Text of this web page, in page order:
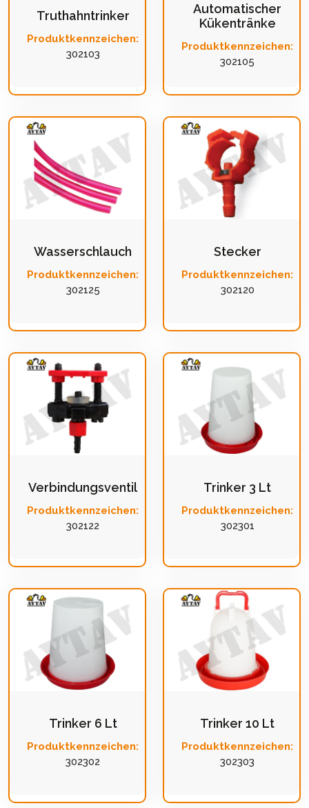
Truthahntrinker
Produktkennzeichen:
302103
Automatischer
Kükentränke
Produktkennzeichen:
302105
Wasserschlauch
Produktkennzeichen:
302125
Stecker
Produktkennzeichen:
302120
Verbindungsventil
Produktkennzeichen:
302122
Trinker 3 Lt
Produktkennzeichen:
302301
Trinker 6 Lt
Produktkennzeichen:
302302
Trinker 10 Lt
Produktkennzeichen:
302303